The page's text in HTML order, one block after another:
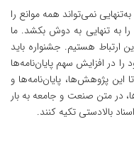
نمی‌تواند همه موانع را
را به تنهایی به دوش بکشد. ما
ارتباط هستیم. جشنواره باید
در افزایش سهم پایان‌نامه‌ها
این پژوهش‌ها، پایان‌نامه‌ها و
در متن صنعت و جامعه به بار
بالادستی تکیه کنند.